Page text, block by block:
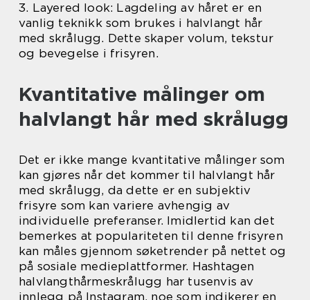
3. Layered look: Lagdeling av håret er en
vanlig teknikk som brukes i halvlangt hår
med skrålugg. Dette skaper volum, tekstur
og bevegelse i frisyren.
Kvantitative målinger om
halvlangt hår med skrålugg
Det er ikke mange kvantitative målinger som
kan gjøres når det kommer til halvlangt hår
med skrålugg, da dette er en subjektiv
frisyre som kan variere avhengig av
individuelle preferanser. Imidlertid kan det
bemerkes at populariteten til denne frisyren
kan måles gjennom søketrender på nettet og
på sosiale medieplattformer. Hashtagen
halvlangthårmeskrålugg har tusenvis av
innlegg på Instagram, noe som indikerer en